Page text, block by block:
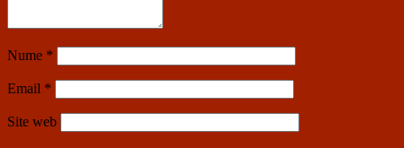
Nume *
Email *
Site web